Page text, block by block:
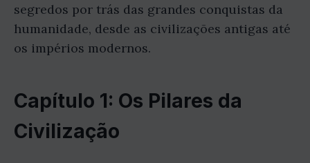
segredos por trás das grandes conquistas da
humanidade, desde as civilizações antigas até
os impérios modernos.
Capítulo 1: Os Pilares da
Civilização